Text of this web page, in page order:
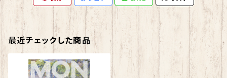
最近チェックした商品